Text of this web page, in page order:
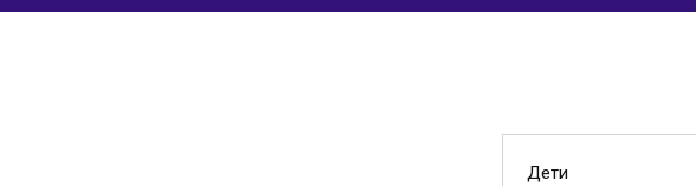
Дети